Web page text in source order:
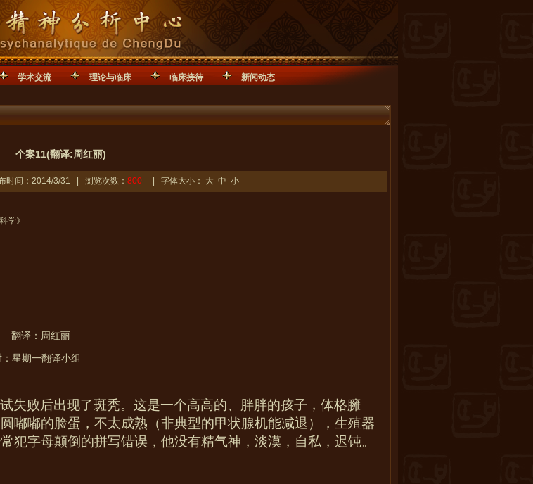
学术交流 理论与临床 临床接待 新闻动态
个案11(翻译:周红丽)
时间：2014/3/31 | 浏览次数： 800 | 字体大小： 大 中 小
学》
翻译：周红丽
星期一翻译小组
失败后出现了斑秃。这是一个高高的、胖胖的孩子，体格臃
嘟嘟的脸蛋，不太成熟（非典型的甲状腺机能减退），生殖器
犯字母颠倒的拼写错误，他没有精气神，淡漠，自私，迟钝。